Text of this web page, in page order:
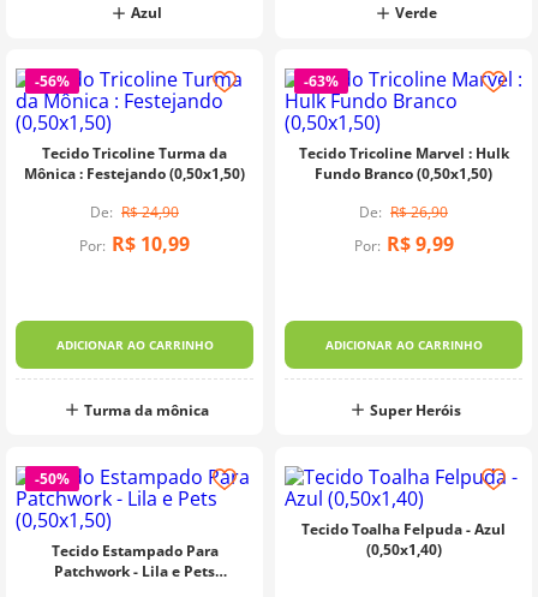
Azul Verde
-56%
Tecido Tricoline Turma da
Mônica : Festejando (0,50x1,50)
R$24,90
Por: R$ 10,99
ADICIONAR AO CARRINHO
Turma da mônica
-63%
Tecido Tricoline Marvel : Hulk
Fundo Branco (0,50x1,50)
R$26,90
Por: R$ 9,99
ADICIONAR AO CARRINHO
Super Heróis
-50%
Tecido Estampado Para
Patchwork - Lila e Pets
Tecido Toalha Felpuda - Azul
(0,50x1,40)